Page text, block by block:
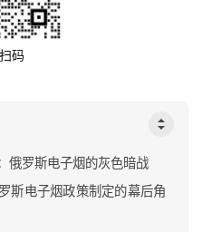
码
俄罗斯电子烟的灰色暗战
斯电子烟政策制定的幕后角